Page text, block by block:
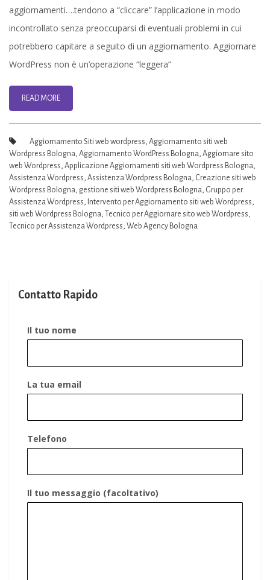
Bologna
aggiornamenti….tendono a “cliccare” l’applicazione in modo
incontrollato senza preoccuparsi di eventuali problemi in cui
potrebbero capitare a seguito di un aggiornamento. Aggiornare
WordPress non è un’operazione “leggera”
READ MORE
Aggiornamento Siti web wordpress, Aggiornamento siti web
Wordpress Bologna, Aggiornamento WordPress Bologna, Aggiornare sito
web Wordpress, Applicazione Aggiornamenti siti web Wordpress Bologna,
Assistenza Wordpress, Assistenza Wordpress Bologna, Creazione siti web
Wordpress Bologna, gestione siti web Wordpress Bologna, Gruppo per
Assistenza Wordpress, Intervento per Aggiornamento siti web Wordpress,
siti web Wordpress Bologna, Tecnico per Aggiornare sito web Wordpress,
Tecnico per Assistenza Wordpress, Web Agency Bologna
Contatto Rapido
Il tuo nome
La tua email
Telefono
Il tuo messaggio (facoltativo)